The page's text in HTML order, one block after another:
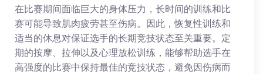
在比赛期间面临巨大的身体压力，长时间的训练和比
赛可能导致肌肉疲劳甚至伤病。因此，恢复性训练和
适当的休息对保证选手的长期竞技状态至关重要。定
期的按摩、拉伸以及心理放松训练，能够帮助选手在
高强度的比赛中保持最佳的竞技状态，避免因伤病而